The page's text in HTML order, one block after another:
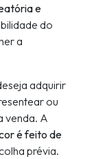
e
do
a
adquirir
ou
venda. A
é feito de
prévia.